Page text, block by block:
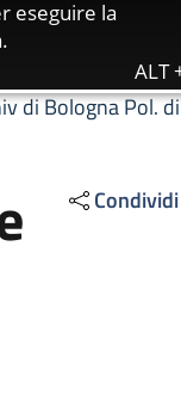
di Bologna Pol. di
Condividi